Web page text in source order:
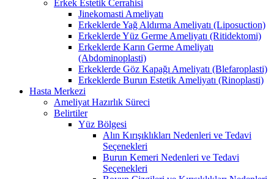
Erkek Estetik Cerrahisi
Jinekomasti Ameliyatı
Erkeklerde Yağ Aldırma Ameliyatı (Liposuction)
Erkeklerde Yüz Germe Ameliyatı (Ritidektomi)
Erkeklerde Karın Germe Ameliyatı
(Abdominoplasti)
Erkeklerde Göz Kapağı Ameliyatı (Blefaroplasti)
Erkeklerde Burun Estetik Ameliyatı (Rinoplasti)
Hasta Merkezi
Ameliyat Hazırlık Süreci
Belirtiler
Yüz Bölgesi
Alın Kırışıklıkları Nedenleri ve Tedavi
Seçenekleri
Burun Kemeri Nedenleri ve Tedavi
Seçenekleri